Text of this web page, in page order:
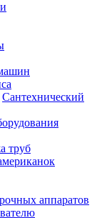
Сантехнический
труб
аппаратов